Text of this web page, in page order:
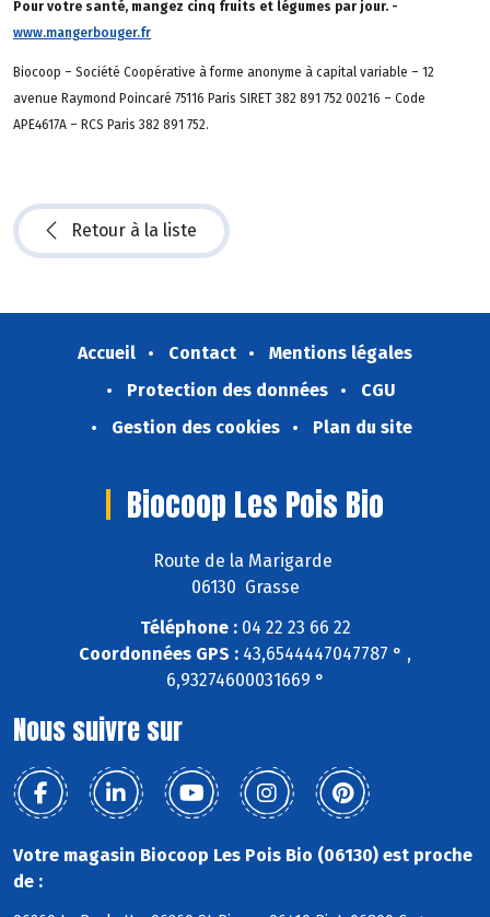
Pour votre santé, mangez cinq fruits et légumes par jour. -
www.mangerbouger.fr
Biocoop – Société Coopérative à forme anonyme à capital variable – 12
avenue Raymond Poincaré 75116 Paris SIRET 382 891 752 00216 – Code
APE4617A – RCS Paris 382 891 752.
Retour à la liste
Accueil Contact
Mentions légales
Protection des données
CGU
Gestion des cookies
Plan du site
Biocoop Les Pois Bio
Route de la Marigarde
06130 Grasse
Téléphone :04 22 23 66 22
Coordonnées GPS : 43,6544447047787 ° ,
6,93274600031669 °
Nous suivre sur
Votre magasin Biocoop Les Pois Bio (06130) est proche
de :